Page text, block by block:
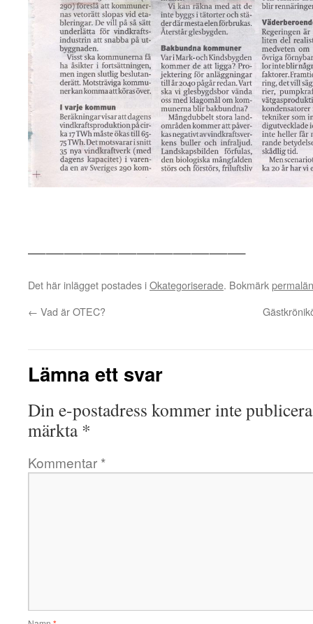
————————————
Det här inlägget postades iOkategoriserade. Bokmärk
← Vad är OTEC?
Lämna ett svar
Din e-postadress kommer inte
märkta *
Kommentar *